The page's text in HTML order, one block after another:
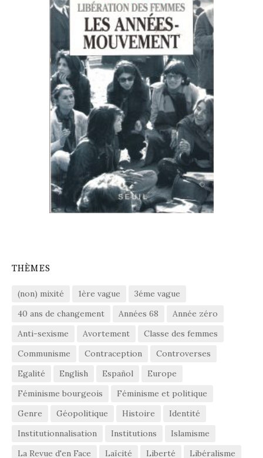
THÈMES
(non) mixité 1ère vague
3éme vague
40 ans de changement
Années 68
Année zéro
Anti-sexisme
Avortement
Classe des femmes
Communisme
Contraception
Controverses
Egalité
English Español
Europe
Féminisme bourgeois
Féminisme et politique
Genre
Géopolitique Histoire
Identité
Institutionnalisation
Institutions
Islamisme
La Revue d'en Face
Laïcité Liberté Libéralisme